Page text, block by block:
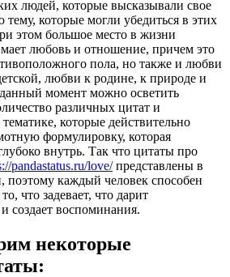
людей, которые высказывали свое
которые могли убедиться в этих
этом большое место в жизни
любовь и отношение, причем это
пола, но также и любви
любви к родине, к природе и
момент можно осветить
различных цитат и
которые действительно
формулировку, которая
внутрь. Так что цитаты про
pandastatus.ru/love/представлены в
поэтому каждый человек способен
что задевает, что дарит
создает воспоминания.
некоторые